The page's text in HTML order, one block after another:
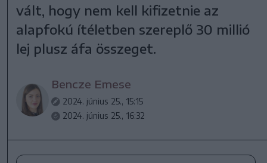
vált, hogy nem kell kifizetnie az
alapfokú ítéletben szereplő 30 millió
lej plusz áfa összeget.
Bencze Emese
2024. június 25., 15:15
2024. június 25., 16:32